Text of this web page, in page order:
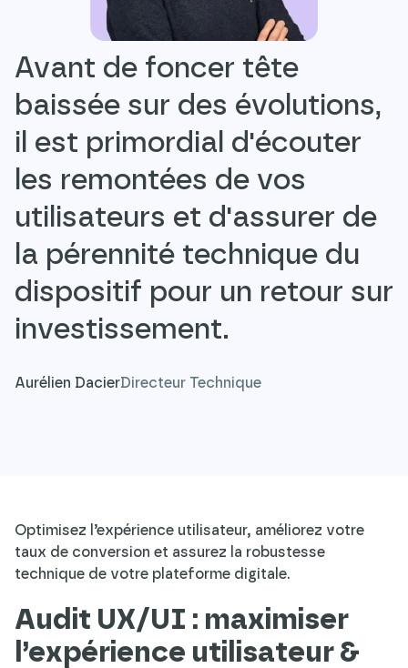
Avant de foncer tête
baissée sur des évolutions,
il est primordial d'écouter
les remontées de vos
utilisateurs et d'assurer de
la pérennité technique du
dispositif pour un retour sur
investissement.
Aurélien DacierDirecteur Technique
Optimisez l’expérience utilisateur, améliorez votre
taux de conversion et assurez la robustesse
technique de votre plateforme digitale.
Audit UX/UI : maximiser
l’expérience utilisateur &